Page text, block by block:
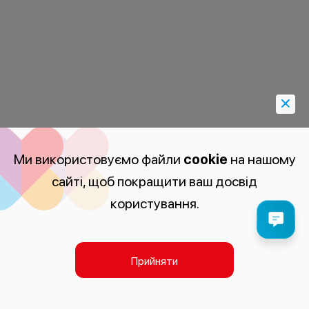
Ми використовуємо файли cookie на нашому
сайті, щоб покращити ваш досвід
користування.
Прийняти